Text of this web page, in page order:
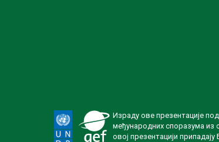
Израду ове презентације
међународних споразума из
овој презентацији